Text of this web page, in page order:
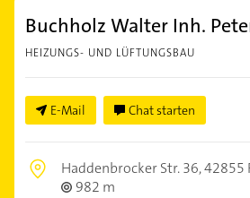
Buchholz Walter Inh.
HEIZUNGS- UND LÜFTUNGSBAU
E-Mail Chat starten
Haddenbrocker Str. 36,42855
982 m